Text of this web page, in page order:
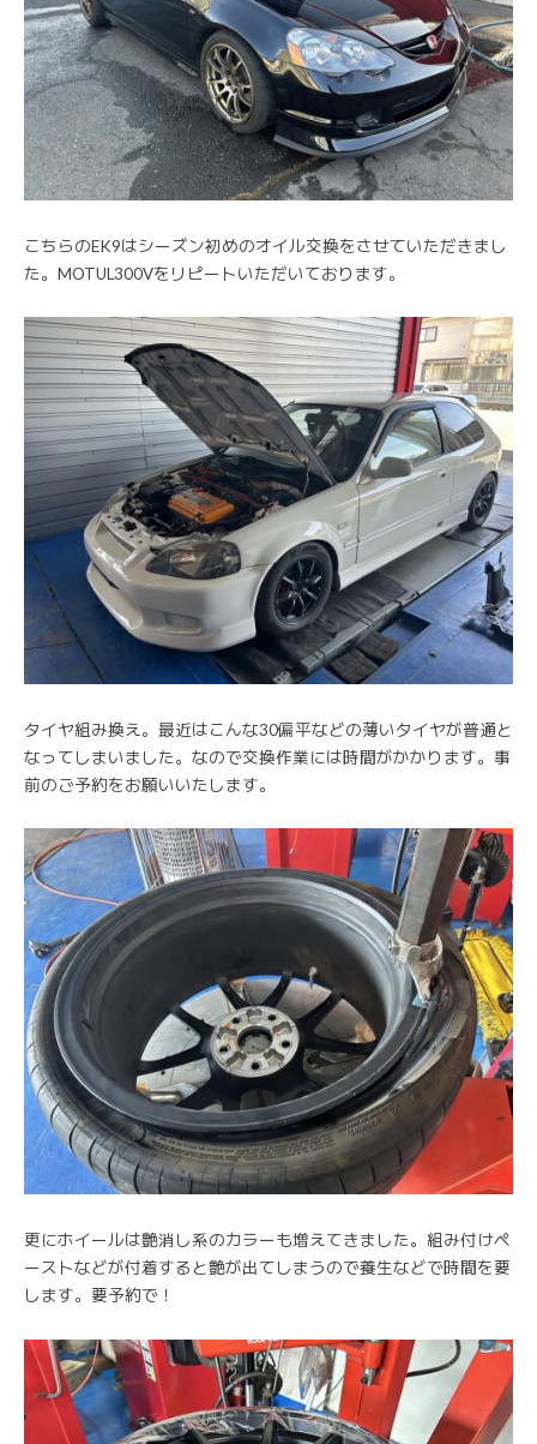
こちらのEK9はシーズン初めのオイル交換をさせていただきまし
た。MOTUL300Vをリピートいただいております。
タイヤ組み換え。最近はこんな30偏平などの薄いタイヤが普通と
なってしまいました。なので交換作業には時間がかかります。事
前のご予約をお願いいたします。
更にホイールは艶消し系のカラーも増えてきました。組み付けペ
ーストなどが付着すると艶が出てしまうので養生などで時間を要
します。要予約で！